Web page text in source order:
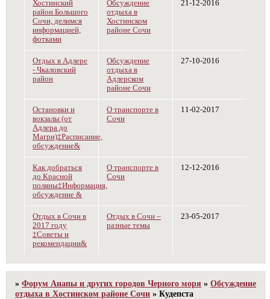
Хостинский
район Большого
Сочи, делимся
информацией,
фотками
Обсуждение
отдыха в
Хостинском
районе Сочи
21-12-2016
Отдых в Адлере
- Чкаловский
район
Обсуждение
отдыха в
Адлерском
районе Сочи
27-10-2016
Остановки и
вокзалы (от
Адлера до
Магри)‡Расписание,
обсуждение&
О транспорте в
Сочи
11-02-2017
Как добраться
до Красной
поляны‡Информация,
обсуждение &
О транспорте в
Сочи
12-12-2016
Отдых в Сочи в
2017 году
‡Советы и
рекомендации&
Отдых в Сочи –
разные темы
23-05-2017
»Форум Анапы и других городов Черного моря »Обсуждение
отдыха в Хостинском районе Сочи »Кудепста